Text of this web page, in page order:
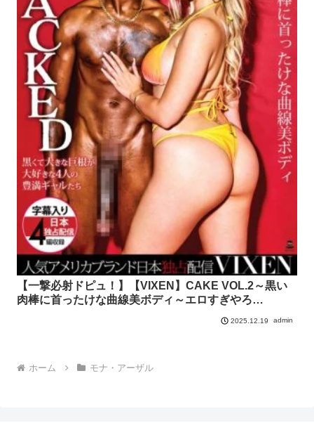
【一撃必射ドピュ！】【VIXEN】CAKE VOL.2～黒い
肉棒に首ったけな曲線美ボディ～エロすぎやろ…
2025.12.19 admin
ホーム モナ・アーザル